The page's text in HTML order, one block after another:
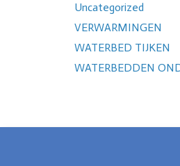
Uncategorized
VERWARMINGEN
WATERBED TIJKEN
WATERBEDDEN